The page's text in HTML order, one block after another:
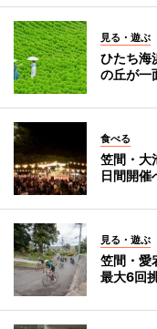
見る・遊ぶ
ひたち海
の丘が一
食べる
笠間・大
日間開催
見る・遊ぶ
笠間・愛
最大6回